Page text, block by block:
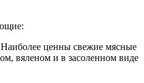
ценны свежие мясные
вяленом и в засоленном виде